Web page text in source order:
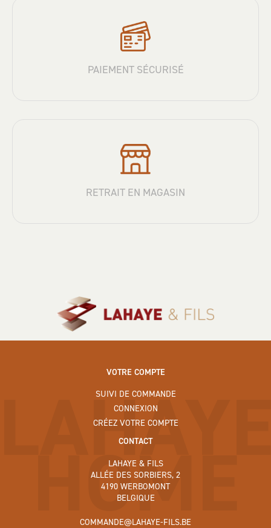
PAIEMENT SÉCURISÉ
RETRAIT EN MAGASIN
VOTRE COMPTE
SUIVI DE COMMANDE
CONNEXION
CRÉEZ VOTRE COMPTE
CONTACT
LAHAYE & FILS
ALLÉE DES SORBIERS, 2
4190 WERBOMONT
BELGIQUE
COMMANDE@LAHAYE-FILS.BE
HOME